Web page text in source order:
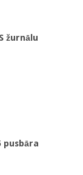
žurnālu
pusbāra